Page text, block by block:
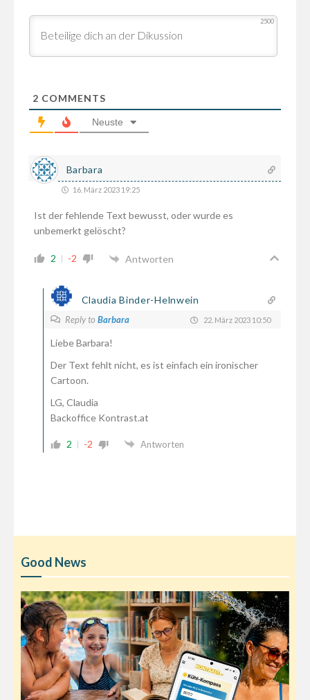
2500
2 COMMENTS
Neuste
Barbara
16. März 2023 19:25
Ist der fehlende Text bewusst, oder wurde es
unbemerkt gelöscht?
2 -2 Antworten
Claudia Binder-Helnwein
Reply to Barbara 22. März 2023 10:50
Liebe Barbara!
Der Text fehlt nicht, es ist einfach ein ironischer
Cartoon.
LG, Claudia
Backoffice Kontrast.at
2 -2 Antworten
Good News